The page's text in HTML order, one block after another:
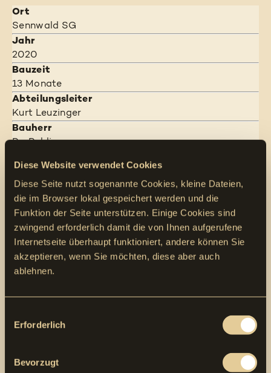
Diese Website verwendet Cookies
Diese Seite nutzt sogenannte Cookies, kleine Dateien,
die im Browser lokal gespeichert werden und die
Funktion der Seite unterstützen. Einige Cookies sind
zwingend erforderlich damit die von Ihnen aufgerufene
Internetseite überhaupt funktioniert, andere können Sie
akzeptieren, wenn Sie möchten, diese aber auch
ablehnen.
Selection
Erforderlich
Bevorzugt
Ort
Sennwald SG
Jahr
2020
Bauzeit
13 Monate
Abteilungsleiter
Kurt Leuzinger
Bauherr
ProPublic
St. Gallerstrasse 89
9230 Flawil
Architekt
indra+scherrer architektur
Im Gamander 20
9494 Schaan
Ingenieur
Egeter & Tinner AG
9464 Lienz
indra+scherrer architektur
Vorherige
Nächste